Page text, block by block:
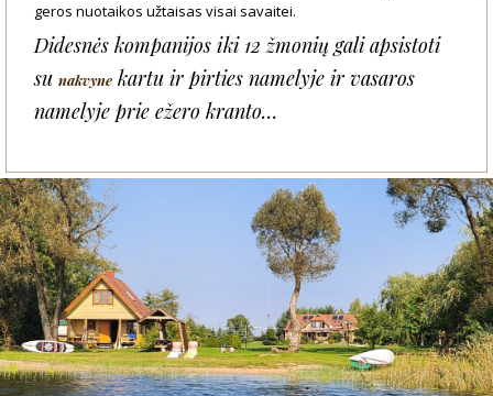
geros nuotaikos užtaisas visai savaitei.
Didesnės kompanijos iki 12 žmonių gali apsistoti
su nakvyne kartu ir pirties namelyje ir vasaros
namelyje prie ežero kranto…